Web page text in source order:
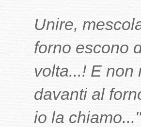
Unire,
forno escono
volta...! E non
davanti al
io la chiamo..."